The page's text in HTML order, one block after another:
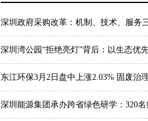
深圳政府采购改革：机制、技术、服务
深圳湾公园“拒绝亮灯”背后：以生态优
东江环保3月2日盘中上涨2.03% 固废治
深圳能源集团承办跨省绿色研学：320